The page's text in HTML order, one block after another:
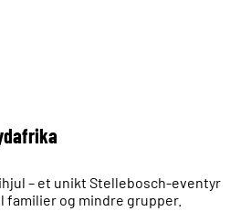
– et unikt Stellebosch-eventyr
og mindre grupper.